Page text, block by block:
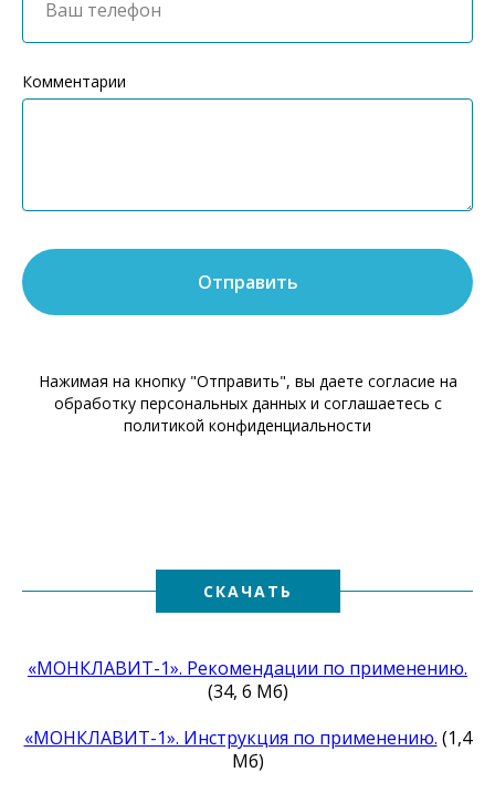
Комментарии
Отправить
Нажимая на кнопку "Отправить", вы даете согласие на
обработку персональных данных и соглашаетесь c
политикой конфиденциальности
СКАЧАТЬ
«МОНКЛАВИТ-1». Рекомендации по применению.
(34, 6 Мб)
«МОНКЛАВИТ-1». Инструкция по применению. (1,4
Мб)